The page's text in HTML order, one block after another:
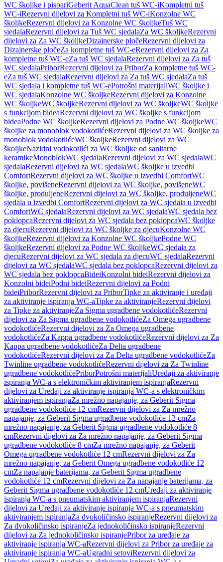
WC školjke i pisoariGeberit AquaClean tuš WC-iKompletni tuš
WC-iRezervni dijelovi za Kompletni tuš WC-iKonzolne WC
školjkeRezervni dijelovi za Konzolne WC školjkeTuš WC
sjedalaRezervni dijelovi za Tuš WC sjedalaZa WC školjkeRezervni
dijelovi za Za WC školjkeDizajnerske pločeRezervni dijelovi za
Dizajnerske pločeZa kompletne tuš WC-eRezervni dijelovi za Za
kompletne tuš WC-eZa tuš WC sjedalaRezervni dijelovi za Za tuš
WC sjedalaPriborRezervni dijelovi za PriborZa kompletne tuš WC-
eZa tuš WC sjedalaRezervni dijelovi za Za tuš WC sjedalaZa tuš
WC sjedala i kompletne tuš WC-ePotrošni materijaliWC školjke i
WC sjedalaKonzolne WC školjkeRezervni dijelovi za Konzolne
WC školjkeWC školjkeRezervni dijelovi za WC školjkeWC školjke
s funkcijom bideaRezervni dijelovi za WC školjke s funkcijom
bideaPodne WC školjkeRezervni dijelovi za Podne WC školjkeWC
školjke za monoblok vodokotlićeRezervni dijelovi za WC školjke za
monoblok vodokotlićeWC školjkeRezervni dijelovi za WC
školjkeNazidni vodokotlići za WC školjke od sanitarne
keramikeMonoblokWC sjedalaRezervni dijelovi za WC sjedalaWC
sjedalaRezervni dijelovi za WC sjedalaWC školjke u izvedbi
ComfortRezervni dijelovi za WC školjke u izvedbi ComfortWC
školjke, povišeneRezervni dijelovi za WC školjke, povišeneWC
školjke, produljeneRezervni dijelovi za WC školjke, produljeneWC
sjedala u izvedbi ComfortRezervni dijelovi za WC sjedala u izvedbi
ComfortWC sjedalaRezervni dijelovi za WC sjedalaWC sjedala bez
poklopcaRezervni dijelovi za WC sjedala bez poklopcaWC školjke
za djecuRezervni dijelovi za WC školjke za djecuKonzolne WC
školjkeRezervni dijelovi za Konzolne WC školjkePodne WC
školjkeRezervni dijelovi za Podne WC školjkeWC sjedala za
djecuRezervni dijelovi za WC sjedala za djecuWC sjedalaRezervni
dijelovi za WC sjedalaWC sjedala bez poklopcaRezervni dijelovi za
WC sjedala bez poklopcaBideiKonzolni bideiRezervni dijelovi za
Konzolni bideiPodni bideiRezervni dijelovi za Podni
bideiPriborRezervni dijelovi za PriborTipke za aktiviranje i uređaji
za aktiviranje ispiranja WC-aTipke za aktiviranjeRezervni dijelovi
za Tipke za aktiviranjeZa Sigma ugradbene vodokotlićeRezervni
dijelovi za Za Sigma ugradbene vodokotlićeZa Omega ugradbene
vodokotlićeRezervni dijelovi za Za Omega ugradbene
vodokotlićeZa Kappa ugradbene vodokotlićeRezervni dijelovi za Za
Kappa ugradbene vodokotlićeZa Delta ugradbene
vodokotlićeRezervni dijelovi za Za Delta ugradbene vodokotlićeZa
Twinline ugradbene vodokotlićeRezervni dijelovi za Za Twinline
ugradbene vodokotlićePriborPotrošni materijaliUređaji za aktiviranje
ispiranja WC-a s elektroničkim aktiviranjem ispiranjaRezervni
dijelovi za Uređaji za aktiviranje ispiranja WC-a s elektroničkim
aktiviranjem ispiranjaZa mrežno napajanje, za Geberit Sigma
ugradbene vodokotliće 12 cmRezervni dijelovi za Za mrežno
napajanje, za Geberit Sigma ugradbene vodokotliće 12 cmZa
mrežno napajanje, za Geberit Sigma ugradbene vodokotliće 8
cmRezervni dijelovi za Za mrežno napajanje, za Geberit Sigma
ugradbene vodokotliće 8 cmZa mrežno napajanje, za Geberit
Omega ugradbene vodokotliće 12 cmRezervni dijelovi za Za
mrežno napajanje, za Geberit Omega ugradbene vodokotliće 12
cmZa napajanje baterijama, za Geberit Sigma ugradbene
vodokotliće 12 cmRezervni dijelovi za Za napajanje baterijama, za
Geberit Sigma ugradbene vodokotliće 12 cmUređaji za aktiviranje
ispiranja WC-a s pneumatskim aktiviranjem ispiranjaRezervni
dijelovi za Uređaji za aktiviranje ispiranja WC-a s pneumatskim
aktiviranjem ispiranjaZa dvokoličinsko ispiranjeRezervni dijelovi za
Za dvokoličinsko ispiranjeZa jednokoličinsko ispiranjeRezervni
dijelovi za Za jednokoličinsko ispiranjePribor za uređaje za
aktiviranje ispiranja WC-aRezervni dijelovi za Pribor za uređaje za
aktiviranje ispiranja WC-aUgradni setoviRezervni dijelovi za